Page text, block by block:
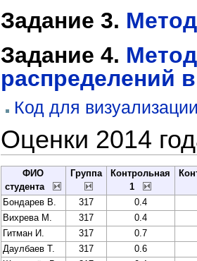
Задание 3.
Задание 4.
распределений
Код для
Оценки 2014
ФИО
студента
Группа
Контрольная
1
Бондарев В. 317
0.4
Вихрева М.
317
0.4
Гитман И.
317
0.7
Даулбаев Т.
317
0.6